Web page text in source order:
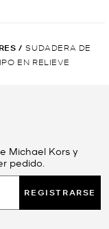
/ SUDADERA DE
EN RELIEVE
Michael Kors y
pedido.
REGISTRARSE